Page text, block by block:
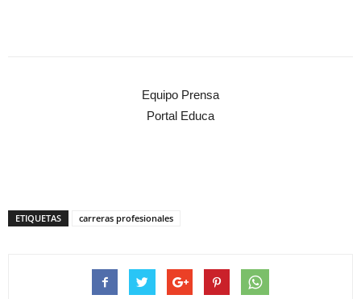
Equipo Prensa
Portal Educa
ETIQUETAS carreras profesionales